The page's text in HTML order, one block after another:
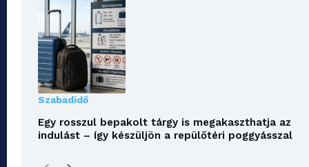
Szabadidő
Egy rosszul bepakolt tárgy is megakaszthatja az
indulást – így készüljön a repülőtéri poggyásszal